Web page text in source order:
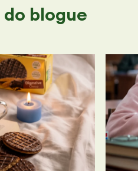
do blogue